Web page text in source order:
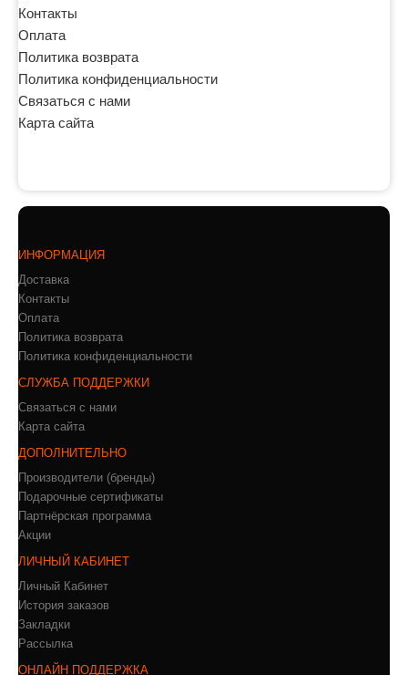
Контакты
Оплата
Политика возврата
Политика конфиденциальности
Связаться с нами
Карта сайта
ИНФОРМАЦИЯ
Доставка
Контакты
Оплата
Политика возврата
Политика конфиденциальности
СЛУЖБА ПОДДЕРЖКИ
Связаться с нами
Карта сайта
ДОПОЛНИТЕЛЬНО
Производители (бренды)
Подарочные сертификаты
Партнёрская программа
Акции
ЛИЧНЫЙ КАБИНЕТ
Личный Кабинет
История заказов
Закладки
Рассылка
ОНЛАЙН ПОДДЕРЖКА